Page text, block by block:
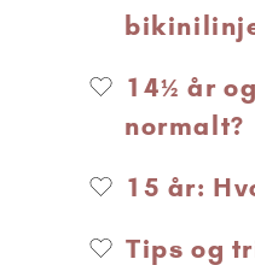
14½ år
normalt?
15 år:
Tips og